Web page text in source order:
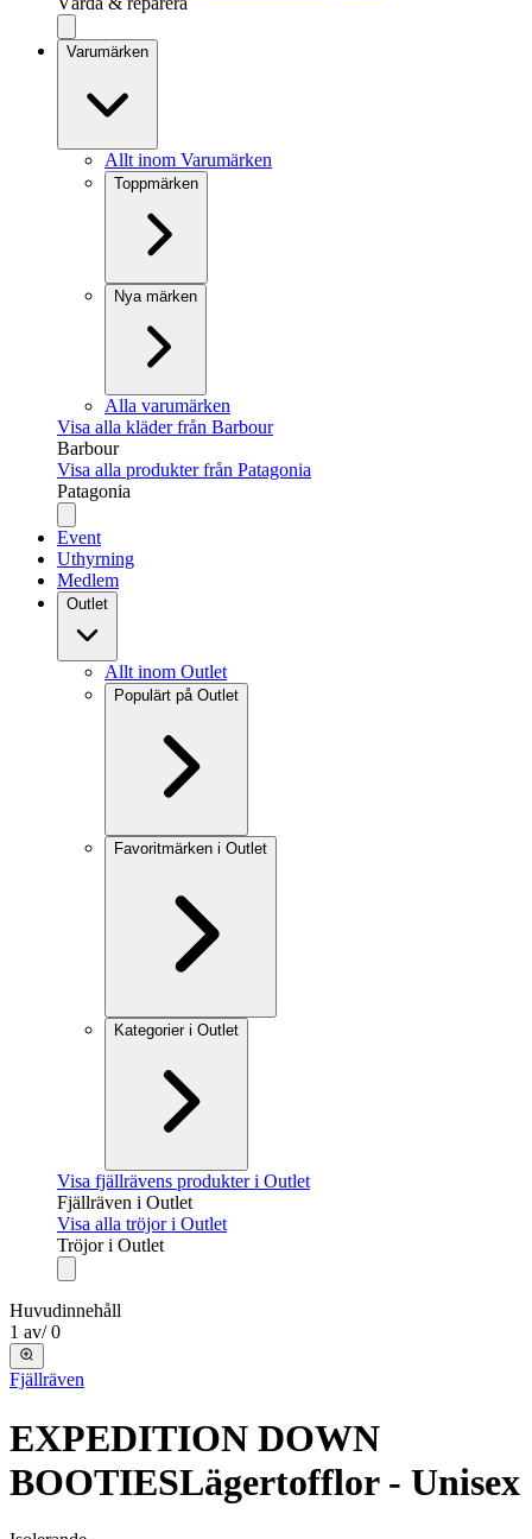
Varumärken
Allt inom Varumärken
Toppmärken
Nya märken
Alla varumärken
Visa alla kläder från Barbour
Barbour
Visa alla produkter från Patagonia
Patagonia
Event
Uthyrning
Medlem
Outlet
Allt inom Outlet
Populärt på Outlet
Favoritmärken i Outlet
Kategorier i Outlet
Visa fjällrävens produkter i Outlet
Fjällräven i Outlet
Visa alla tröjor i Outlet
Tröjor i Outlet
Huvudinnehåll
1 av/ 0
Fjällräven
EXPEDITION DOWN
BOOTIESLägertofflor - Unisex